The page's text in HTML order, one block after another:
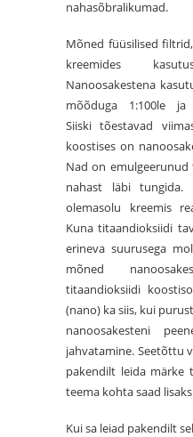
nahasõbralikumad.
Mõned füüsilised
kreemides
Nanoosakestena
mõõduga 1:100le
Siiski tõestavad
koostises on
Nad on emulgeerunud
nahast läbi tungida.
olemasolu kreemis
Kuna titaandioksiidi
erineva suurusega
mõned
titaandioksiidi
(nano) ka siis, kui
nanoosakesteni
jahvatamine. Seetõttu
pakendilt leida märke
teema kohta saad
Kui sa leiad pakendilt